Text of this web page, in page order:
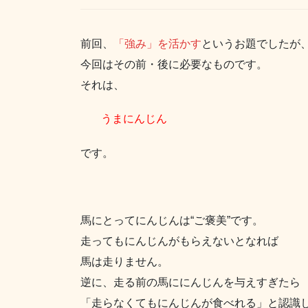
前回、 「強み」を活かすというお題でしたが
今回はその前・後に必要なものです。
それは、
うまにんじん
です。
馬にとってにんじんは“ご褒美”です。
走ってもにんじんがもらえないとなれば
馬は走りません。
逆に、走る前の馬ににんじんを与えすぎたら
「走らなくてもにんじんが食べれる」と認識